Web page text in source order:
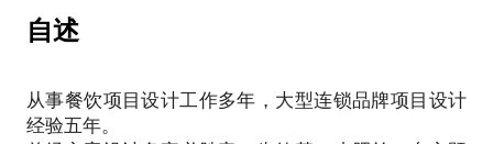
餐厅空间设计真的是餐饮项目的次要环节吗？
大品牌单店投资真的比小餐饮高吗？
我在上海峰羿室内设计有限公司设计总监李式峰，从
事餐饮项目设计工作多年，大型连锁品牌项目设计经
自述
从事餐饮项目设计工作多年，大型连锁品牌项目设计
经验五年。